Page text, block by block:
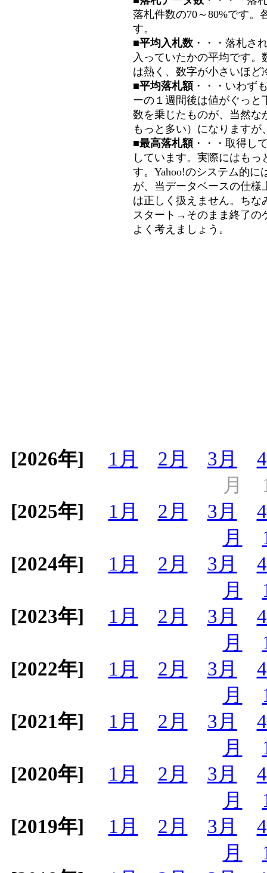
落札件数の70～80%です。
す。
■平均入札数 ・・・落札さ
入っていたかの平均です
は熱く、数字が小さいほど
■平均落札額 ・・・いわず
ーの１週間後は値がぐっと
数を乗じたものが、当然な
もっと多い）になります
■最高落札額 ・・・取得し
しています。実際にはも
す。Yahoo!のシステム的に
が、当データベースの仕様
は正しく扱えません。ちな
スタート→そのまま終了の
よく考えましょう。
[2026年] 1月 2月 3月
月
[2025年]
1月 2月 3月
月
[2024年]
1月 2月 3月
月
[2023年]
1月 2月 3月
月
[2022年]
1月 2月 3月
月
[2021年]
1月 2月 3月
月
[2020年]
1月 2月 3月
月
[2019年]
1月 2月 3月
月